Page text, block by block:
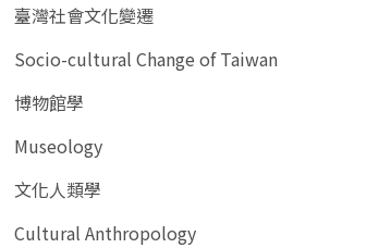
臺灣社會文化變遷
Socio-cultural Change of Taiwan
博物館學
Museology
文化人類學
Cultural Anthropology